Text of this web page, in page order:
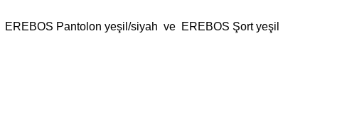
EREBOS Pantolon yeşil/siyah ve EREBOS Şort yeşil